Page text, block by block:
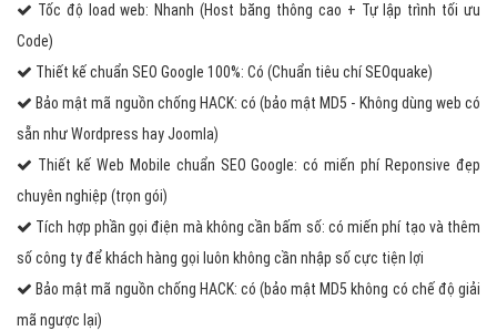
Tốc độ load web: Nhanh (Host băng thông cao + Tự lập trình tối ưu
Code)
Thiết kế chuẩn SEO Google 100%: Có (Chuẩn tiêu chí SEOquake)
Bảo mật mã nguồn chống HACK: có (bảo mật MD5 - Không dùng web có
sẵn như Wordpress hay Joomla)
Thiết kế Web Mobile chuẩn SEO Google: có miến phí Reponsive đẹp
chuyên nghiệp (trọn gói)
Tích hợp phần gọi điện mà không cần bấm số: có miến phí tạo và thêm
số công ty để khách hàng gọi luôn không cần nhập số cực tiện lợi
Bảo mật mã nguồn chống HACK: có (bảo mật MD5 không có chế độ giải
mã ngược lại)